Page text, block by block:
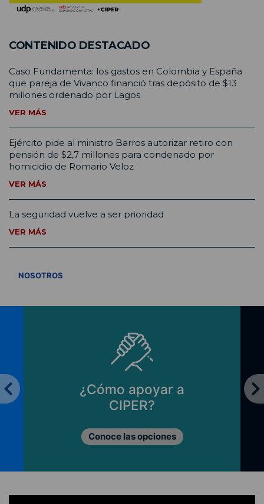
CONTENIDO DESTACADO
Caso Fundamenta: los gastos en Colombia y España
que pareja de Vivanco financió tras depósito de $13
millones ordenado por Lagos
VER MÁS
Ejército pide al ministro Barros autorizar retiro con
pensión de $2,7 millones para condenado por
homicidio de Romario Veloz
VER MÁS
La seguridad vuelve a ser prioridad
VER MÁS
NOSOTROS
¿Cómo apoyar a
CIPER?
Conoce las opciones